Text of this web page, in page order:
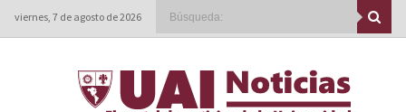
viernes, 7 de agosto de 2026